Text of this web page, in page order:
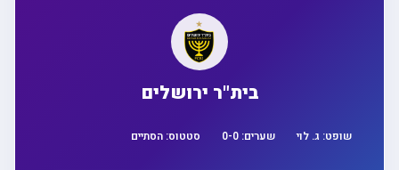
בית"ר ירושלים
שופט:ג. לוי שערים: 0 -0 סטטוס:הסתיים